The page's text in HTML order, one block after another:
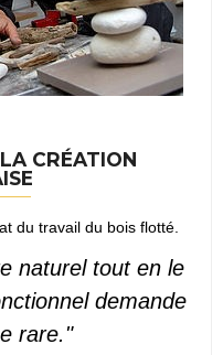
CRÉATION
du travail du bois flotté.
naturel tout en le
demande
rare."